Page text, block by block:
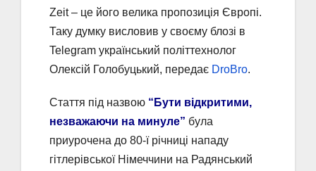
Zeit – це його велика пропозиція Європі.
Таку думку висловив у своєму блозі в
Telegram український політтехнолог
Олексій Голобуцький, передає DroBro.
Стаття під назвою “Бути відкритими,
незважаючи на минуле” була
приурочена до 80-ї річниці нападу
гітлерівської Німеччини на Радянський